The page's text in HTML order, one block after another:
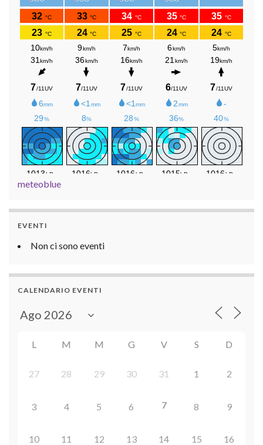
meteoblue
EVENTI
Non ci sono eventi
CALENDARIO EVENTI
L M M G V S D
27 28 29 30 31 1 2
3 4 5 6 7 8 9
10 11 12 13 14 15 16